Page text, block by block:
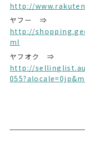
http://
ヤフー ⇒
http://
ml
ヤフオク ⇒
http://